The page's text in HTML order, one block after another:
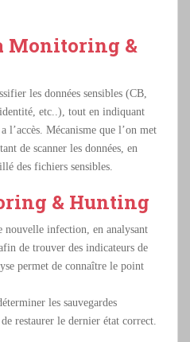
Monitoring &
les données sensibles (CB,
etc..), tout en indiquant
l’accès. Mécanisme que l’on met
de scanner les données, en
des fichiers sensibles.
& Hunting
nouvelle infection, en analysant
de trouver des indicateurs de
permet de connaître le point
les sauvegardes
restaurer le dernier état correct.